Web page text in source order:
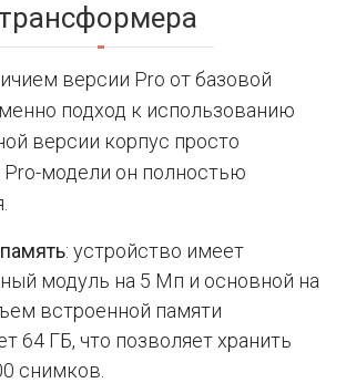
версии Pro от базовой
подход к использованию
версии корпус просто
Pro-модели он полностью
: устройство имеет
модуль на 5 Мп и основной на
встроенной памяти
64 ГБ, что позволяет хранить
снимков.